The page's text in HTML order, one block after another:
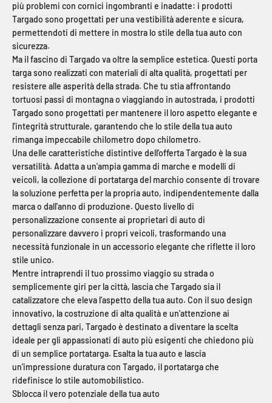
più problemi con cornici ingombranti e inadatte: i prodotti
Targado sono progettati per una vestibilità aderente e sicura,
permettendoti di mettere in mostra lo stile della tua auto con
sicurezza.
Ma il fascino di Targado va oltre la semplice estetica. Questi porta
targa sono realizzati con materiali di alta qualità, progettati per
resistere alle asperità della strada. Che tu stia affrontando
tortuosi passi di montagna o viaggiando in autostrada, i prodotti
Targado sono progettati per mantenere il loro aspetto elegante e
l'integrità strutturale, garantendo che lo stile della tua auto
rimanga impeccabile chilometro dopo chilometro.
Una delle caratteristiche distintive dell'offerta Targado è la sua
versatilità. Adatta a un'ampia gamma di marche e modelli di
veicoli, la collezione di portatarga del marchio consente di trovare
la soluzione perfetta per la propria auto, indipendentemente dalla
marca o dall'anno di produzione. Questo livello di
personalizzazione consente ai proprietari di auto di
personalizzare davvero i propri veicoli, trasformando una
necessità funzionale in un accessorio elegante che riflette il loro
stile unico.
Mentre intraprendi il tuo prossimo viaggio su strada o
semplicemente giri per la città, lascia che Targado sia il
catalizzatore che eleva l'aspetto della tua auto. Con il suo design
innovativo, la costruzione di alta qualità e un'attenzione ai
dettagli senza pari, Targado è destinato a diventare la scelta
ideale per gli appassionati di auto più esigenti che chiedono più
di un semplice portatarga. Esalta la tua auto e lascia
un'impressione duratura con Targado, il portatarga che
ridefinisce lo stile automobilistico.
Sblocca il vero potenziale della tua auto